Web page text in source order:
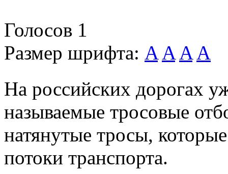
Голосов 1
Размер шрифта: A A A A
На российских дорогах
называемые тросовые
натянутые тросы,
потоки транспорта.